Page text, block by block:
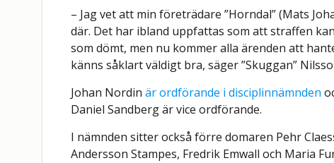
– Jag vet att min företrädare ”Horndal” (Mats
där. Det har ibland uppfattas som att straffen
som dömt, men nu kommer alla ärenden att
känns såklart väldigt bra, säger ”Skuggan”
Johan Nordinär ordförande i disciplinnämnden
Daniel Sandberg är vice ordförande.
I nämnden sitter också förre domaren Pehr
Andersson Stampes, Fredrik Emwall och Maria